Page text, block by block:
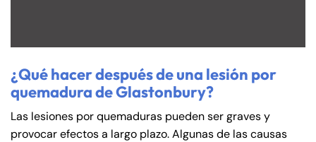
¿Qué hacer después de una lesión por
quemadura de Glastonbury?
Las lesiones por quemaduras pueden ser graves y
provocar efectos a largo plazo. Algunas de las causas
Sunday
Closed
Sunday
Closed